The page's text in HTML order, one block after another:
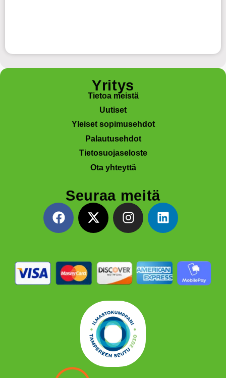
Yritys
Tietoa meistä
Uutiset
Yleiset sopimusehdot
Palautusehdot
Tietosuojaseloste
Ota yhteyttä
Seuraa meitä